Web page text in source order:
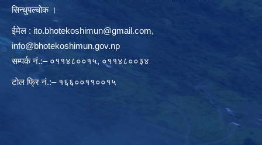
सिन्धुपल्चोक ।
ईमेल : ito.bhotekoshimun@gmail.com,
info@bhotekoshimun.gov.np
सम्पर्क नं.:– ०११४८००१५, ०११४८००३४
टाेल फ्रि नं.:– १६६००११००१५